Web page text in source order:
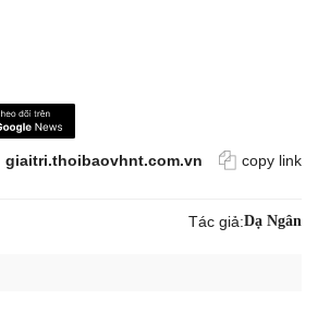
giaitri.thoibaovhnt.com.vn copy link
Tác giả:Dạ Ngân